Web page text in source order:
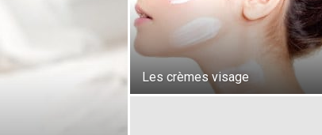
Les crèmes visage